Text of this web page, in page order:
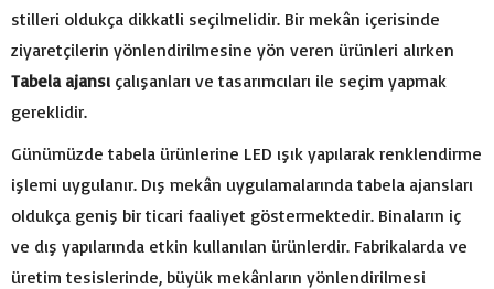
stilleri oldukça dikkatli seçilmelidir. Bir mekân içerisinde
ziyaretçilerin yönlendirilmesine yön veren ürünleri alırken
Tabela ajansı çalışanları ve tasarımcıları ile seçim yapmak
gereklidir.
Günümüzde tabela ürünlerine LED ışık yapılarak renklendirme
işlemi uygulanır. Dış mekân uygulamalarında tabela ajansları
oldukça geniş bir ticari faaliyet göstermektedir. Binaların iç
ve dış yapılarında etkin kullanılan ürünlerdir. Fabrikalarda ve
üretim tesislerinde, büyük mekânların yönlendirilmesi